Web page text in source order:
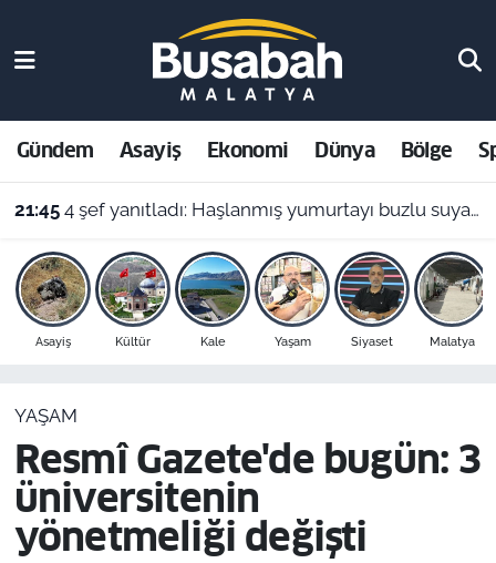
Gündem Asayiş Ekonomi Dünya Bölge
21:45 4 şef yanıtladı: Haşlanmış yumurtayı buzlu suya almak neden şart?
Asayiş Kültür Kale Yaşam Siyaset Malatya
YAŞAM
Resmî Gazete'de bugün: 3
üniversitenin
yönetmeliği değişti
Asayiş
Ekonomi
Dünya
Bölge
Resmi İlanlar
Malatya Nöbetçi Eczaneler
Malatya Hava Durumu
Malatya Namaz Vakitleri
Malatya Trafik Yoğunluk Haritası
Süper Lig Puan Durumu ve Fikstür
Son Dakika Haberleri
Haber Arşivi